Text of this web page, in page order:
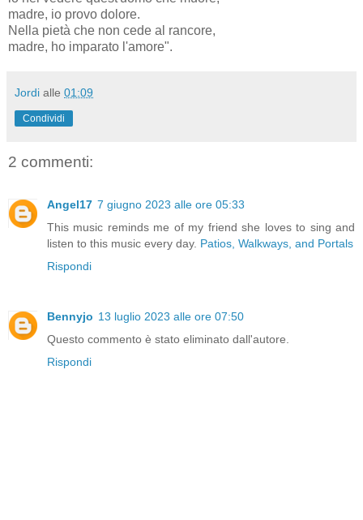
madre, io provo dolore.
Nella pietà che non cede al rancore,
madre, ho imparato l'amore".
Jordi alle 01:09
Condividi
2 commenti:
Angel17 7 giugno 2023 alle ore 05:33
This music reminds me of my friend she loves to sing and
listen to this music every day. Patios, Walkways, and Portals
Rispondi
Bennyjo 13 luglio 2023 alle ore 07:50
Questo commento è stato eliminato dall'autore.
Rispondi